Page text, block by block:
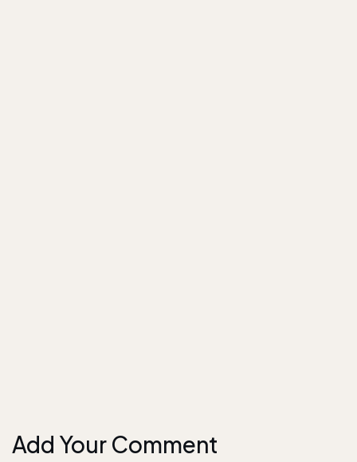
Add Your Comment